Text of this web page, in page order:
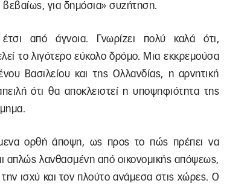
βεβαίως, για δημόσια» συζήτηση.
από άγνοια. Γνωρίζει πολύ καλά ότι,
το λιγότερο εύκολο δρόμο. Μια εκκρεμούσα
Βασιλείου και της Ολλανδίας, η αρνητική
ότι θα αποκλειστεί η υποψηφιότητα της
ορθή άποψη, ως προς το πώς πρέπει να
απλώς λανθασμένη από οικονομικής απόψεως,
ισχύ και τον πλούτο ανάμεσα στις χώρες. Ο